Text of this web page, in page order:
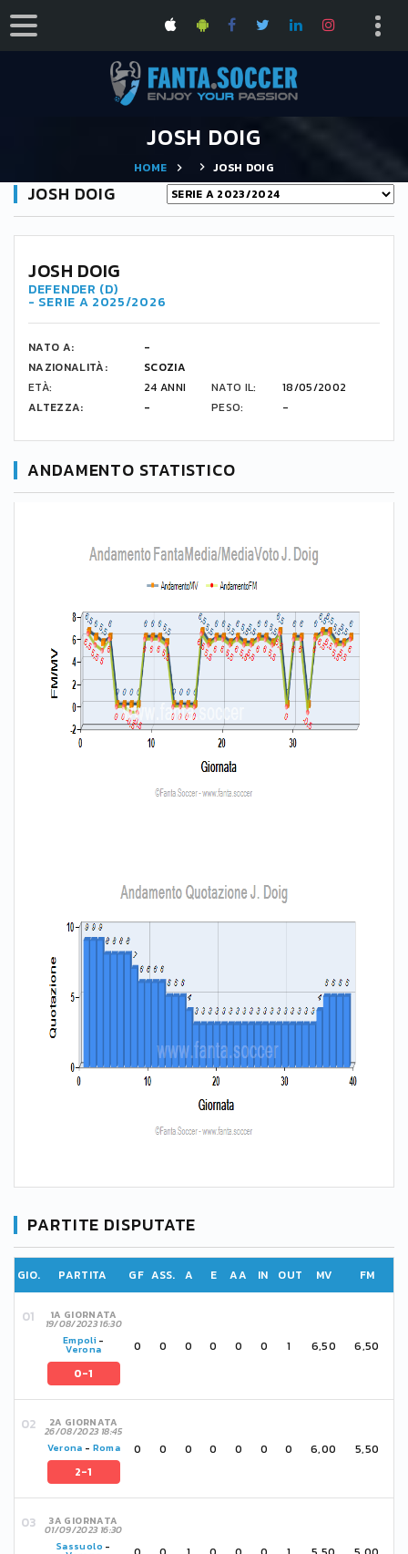
JOSH DOIG
HOME JOSH DOIG
JOSH DOIG
3
JOSH DOIG
DEFENDER (D)
- SERIE A 2025/2026
NATO A:
-
NAZIONALITÀ:
SCOZIA
ETÀ:
24 ANNI NATO IL:
18/05/2002
ALTEZZA:
- PESO: -
ANDAMENTO STATISTICO
PARTITE DISPUTATE
GIO. PARTITA GF ASS. A E AA IN OUT MV FM
1A GIORNATA
19/08/2023 16:30
Empoli -
Verona
0-1
0 0 0 0 0 0 1 6,50 6,50
2A GIORNATA
26/08/2023 18:45
Verona - Roma
2-1
0 0 0 0 0 0 0 6,00 5,50
3A GIORNATA
01/09/2023 16:30
Sassuolo -